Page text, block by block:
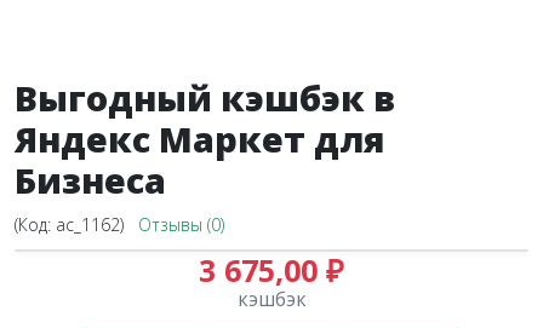
Выгодный кэшбэк в
Яндекс Маркет для
Бизнеса
(Код: ac_1162) Отзывы (0)
3 675,00 ₽
кэшбэк